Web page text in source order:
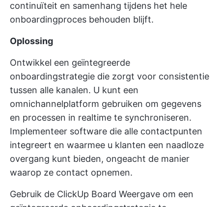
continuïteit en samenhang tijdens het hele
onboardingproces behouden blijft.
Oplossing
Ontwikkel een geïntegreerde
onboardingstrategie die zorgt voor consistentie
tussen alle kanalen. U kunt een
omnichannelplatform gebruiken om gegevens
en processen in realtime te synchroniseren.
Implementeer software die alle contactpunten
integreert en waarmee u klanten een naadloze
overgang kunt bieden, ongeacht de manier
waarop ze contact opnemen.
Gebruik de ClickUp Board Weergave om een